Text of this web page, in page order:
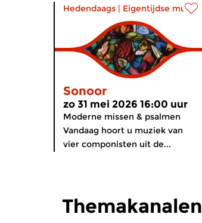
Hedendaags | Eigentijdse muziek
Sonoor
zo 31 mei 2026 16:00 uur
Moderne missen & psalmen
Vandaag hoort u muziek van
vier componisten uit de...
Themakanalen